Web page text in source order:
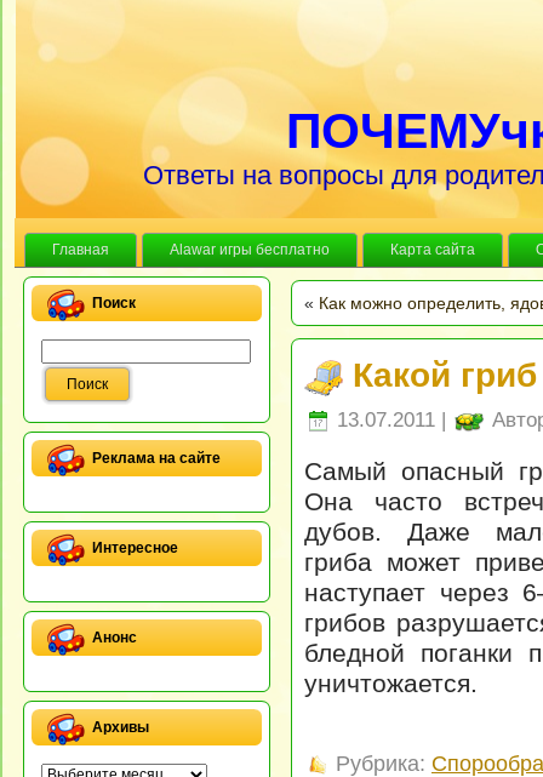
Ответы на вопросы для
Главная Alawar игры бесплатно Карта сайта
Поиск
Реклама на сайте
Интересное
Анонс
Архивы
« Как можно определить,
Какой
13.07.2011 |
Самый опасный
Она часто
дубов. Даже
гриба может
наступает через
грибов
бледной поганки
уничтожается.
Рубрика: